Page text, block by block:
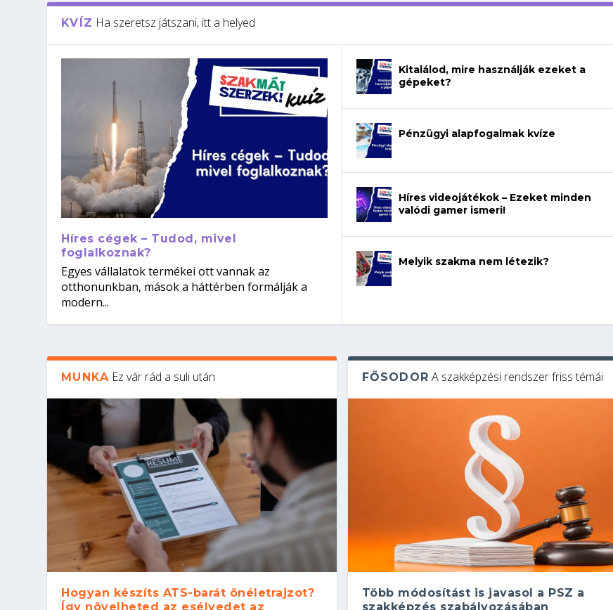
KVÍZ Ha szeretsz játszani, itt a helyed
Híres cégek – Tudod, mivel
foglalkoznak?
Egyes vállalatok termékei ott vannak az
otthonunkban, mások a háttérben formálják a
modern...
Kitalálod, mire használják ezeket a
gépeket?
Pénzügyi alapfogalmak kvíze
Híres videojátékok – Ezeket minden
valódi gamer ismeri!
Melyik szakma nem létezik?
MUNKA Ez vár rád a suli után
Hogyan készíts ATS-barát önéletrajzot?
Így növelheted az esélyedet az
FŐSODOR A szakképzési rendszer friss témái
Több módosítást is javasol a PSZ a
szakképzés szabályozásában